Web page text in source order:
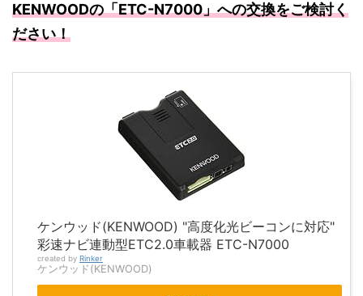
KENWOODの「ETC-N7000」への交換をご検討く
ださい！
ケンウッド(KENWOOD) "高度化光ビーコンに対応"
彩速ナビ連動型ETC2.0車載器 ETC-N7000
created by Rinker
ケンウッド(KENWOOD)